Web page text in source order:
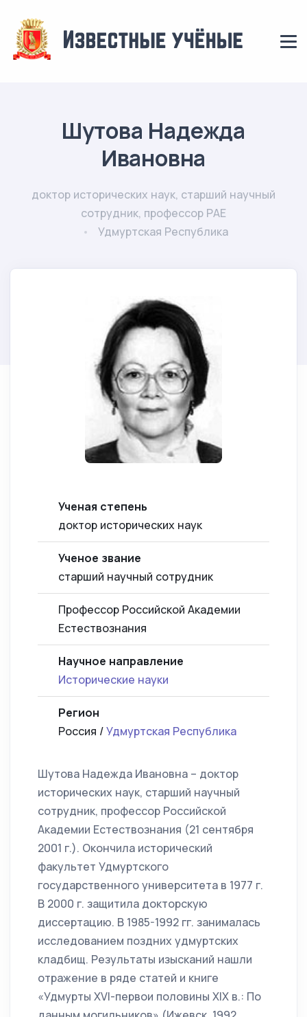
Шутова Надежда
Ивановна
доктор исторических наук, старший научный
сотрудник, профессор РАЕ
Удмуртская Республика
Ученая степень
доктор исторических наук
Ученое звание
старший научный сотрудник
Профессор Российской Академии
Естествознания
Научное направление
Исторические науки
Регион
Россия /Удмуртская Республика
Шутова Надежда Ивановна – доктор
исторических наук, старший научный
сотрудник, профессор Российской
Академии Естествознания (21 сентября
2001 г.). Окончила исторический
факультет Удмуртского
государственного университета в 1977 г.
В 2000 г. защитила докторскую
диссертацию. В 1985-1992 гг. занималась
исследованием поздних удмуртских
кладбищ. Результаты изысканий нашли
отражение в ряде статей и книге
«Удмурты XVI-первои половины XIX в.: По